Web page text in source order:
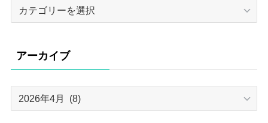
リ
ー
アーカイブ